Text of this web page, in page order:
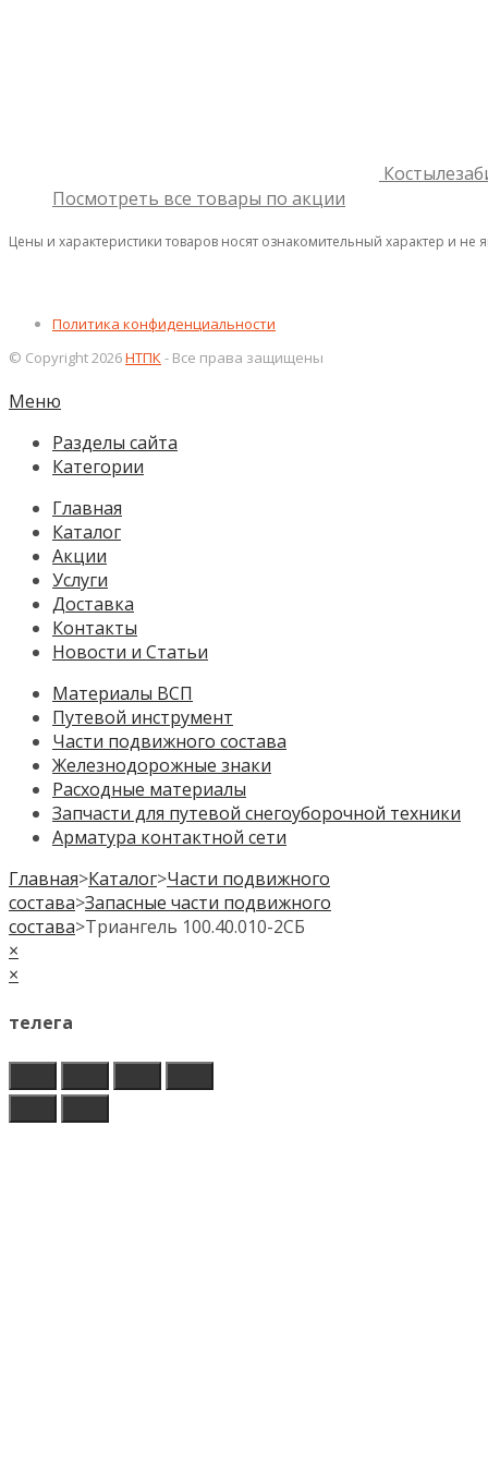
Посмотреть все товары по акции
Цены и характеристики товаров носят ознакомительный характер и не
Политика конфиденциальности
© Copyright 2026НТПК- Все права защищены
Меню
Разделы сайта
Категории
Главная
Каталог
Акции
Услуги
Доставка
Контакты
Новости и Статьи
Материалы ВСП
Путевой инструмент
Части подвижного состава
Железнодорожные знаки
Расходные материалы
Запчасти для путевой снегоуборочной техники
Арматура контактной сети
Главная>Каталог>Части подвижного
состава>Запасные части подвижного
состава>Триангель 100.40.010-2СБ
×
×
телега